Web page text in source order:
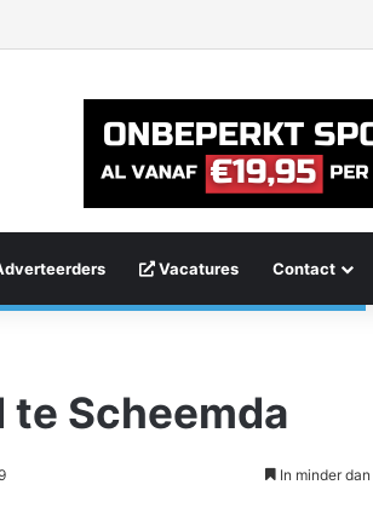
Vacatures Contact
Scheemda
In minder